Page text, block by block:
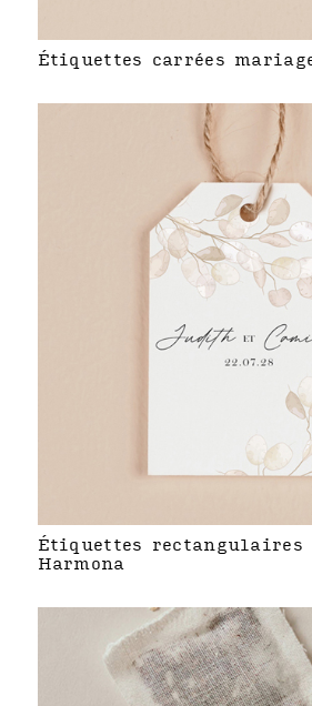
Étiquettes carrées
Étiquettes rectangulaires
Harmona